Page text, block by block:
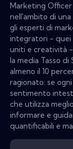
Marketing
nell'ambito di
gli esperti di
integratori - quei
uniti e creatività
la media Tasso
almeno il 10
ragionato: se
sentimento
che utilizza
informare e
quantificabili e